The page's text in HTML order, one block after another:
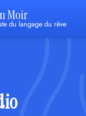
Moir
du langage du rêve